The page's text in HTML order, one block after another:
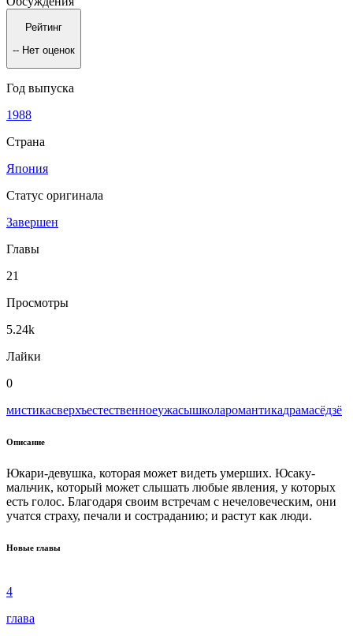
Рейтинг
-- Нет оценок
Год выпуска
1988
Страна
Япония
Статус оригинала
Завершен
Главы
21
Просмотры
5.24k
Лайки
0
мистикасверхъестественноеужасышколаромантикадрамасёдзё
Описание
Юкари-девушка, которая может видеть умерших. Юсаку-
мальчик, который может слышать любые явления, у которых
есть голос. Благодаря своим встречам с нечеловеческим, они
учатся страху, печали и состраданию; и растут как люди.
Новые главы
4
глава